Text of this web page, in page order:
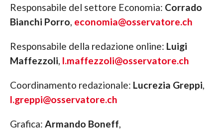
Responsabile del settore Economia: Corrado
Bianchi Porro, economia@osservatore.ch
Responsabile della redazione online: Luigi
Maffezzoli, l.maffezzoli@osservatore.ch
Coordinamento redazionale: Lucrezia Greppi,
l.greppi@osservatore.ch
Grafica: Armando Boneff,